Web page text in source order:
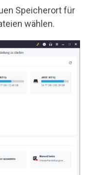
Speicherort für
wählen.